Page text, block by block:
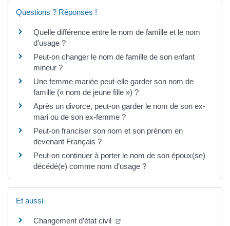
Questions ? Réponses !
Quelle différence entre le nom de famille et le nom
d’usage ?
Peut-on changer le nom de famille de son enfant
mineur ?
Une femme mariée peut-elle garder son nom de
famille (« nom de jeune fille ») ?
Après un divorce, peut-on garder le nom de son ex-
mari ou de son ex-femme ?
Peut-on franciser son nom et son prénom en
devenant Français ?
Peut-on continuer à porter le nom de son époux(se)
décédé(e) comme nom d’usage ?
Et aussi
Changement d’état civil (ouverture dans un nouvel